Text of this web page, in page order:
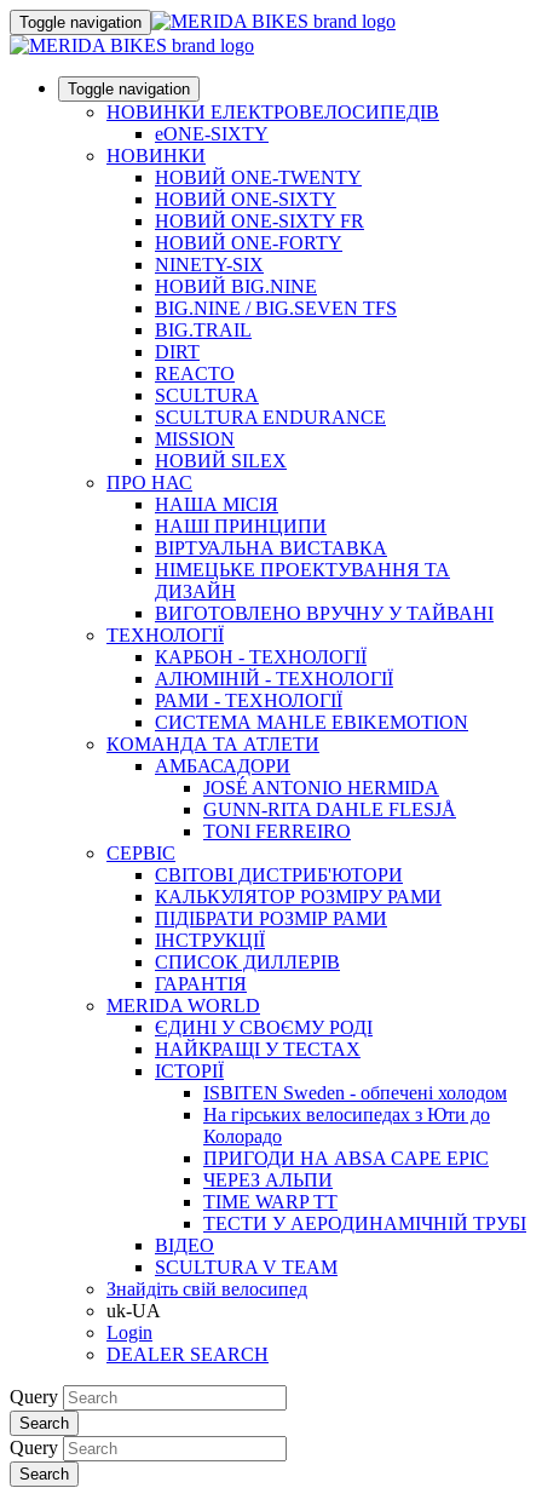
Toggle navigation
Toggle navigation
НОВИНКИ ЕЛЕКТРОВЕЛОСИПЕДІВ
eONE-SIXTY
НОВИНКИ
НОВИЙ ONE-TWENTY
НОВИЙ ONE-SIXTY
НОВИЙ ONE-SIXTY FR
НОВИЙ ONE-FORTY
NINETY-SIX
НОВИЙ BIG.NINE
BIG.NINE / BIG.SEVEN TFS
BIG.TRAIL
DIRT
REACTO
SCULTURA
SCULTURA ENDURANCE
MISSION
НОВИЙ SILEX
ПРО НАС
НАША МICIЯ
НАШI ПРИНЦИПИ
ВIРТУАЛЬНА ВИСТАВКА
НІМЕЦЬКЕ ПРОЕКТУВАННЯ ТА
ДИЗАЙН
ВИГОТОВЛЕНО ВРУЧНУ У ТАЙВАНІ
ТЕХНОЛОГІЇ
КАРБОН - ТЕХНОЛОГІЇ
АЛЮМІНІЙ - ТЕХНОЛОГІЇ
РАМИ - ТЕХНОЛОГІЇ
СИСТЕМА MAHLE EBIKEMOTION
КОМАНДА ТА АТЛЕТИ
АМБАСАДОРИ
JOSÉ ANTONIO HERMIDA
GUNN-RITA DAHLE FLESJÅ
TONI FERREIRO
СЕРВІС
СВІТОВІ ДИСТРИБ'ЮТОРИ
КАЛЬКУЛЯТОР РОЗМIРУ РАМИ
ПІДІБРАТИ РОЗМІР РАМИ
IНСТРУКЦIЇ
СПИСОК ДИЛЛЕРІВ
ГАРАНТIЯ
MERIDA WORLD
ЄДИНI У СВОЄМУ РОДI
НАЙКРАЩІ У ТЕСТАХ
ІСТОРІЇ
ISBITEN Sweden - обпечені холодом
На гірських велосипедах з Юти до
Колорадо
ПРИГОДИ НА ABSA CAPE EPIC
ЧЕРЕЗ АЛЬПИ
TIME WARP TT
ТЕСТИ У АЕРОДИНАМІЧНІЙ ТРУБІ
ВІДЕО
SCULTURA V TEAM
Знайдіть свій велосипед
uk-UA
Login
DEALER SEARCH
Query
Search
Query
Search